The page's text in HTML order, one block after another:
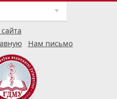
Нам письмо